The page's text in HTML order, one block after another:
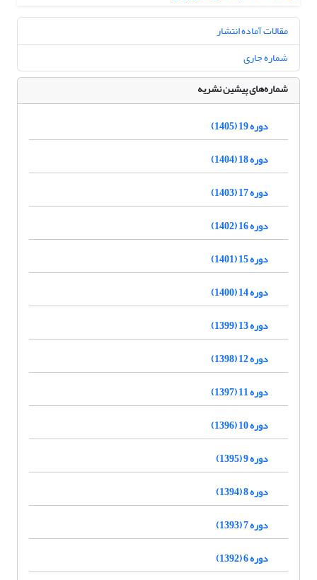
مقالات آماده انتشار
شماره جاری
شماره‌های پیشین نشریه
دوره 19 (1405)
دوره 18 (1404)
دوره 17 (1403)
دوره 16 (1402)
دوره 15 (1401)
دوره 14 (1400)
دوره 13 (1399)
دوره 12 (1398)
دوره 11 (1397)
دوره 10 (1396)
دوره 9 (1395)
دوره 8 (1394)
دوره 7 (1393)
دوره 6 (1392)